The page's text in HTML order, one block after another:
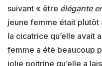
suivant « être élégante
jeune femme était plutôt
la cicatrice qu’elle avait
femme a été beaucoup
jolie poitrine qu’elle a